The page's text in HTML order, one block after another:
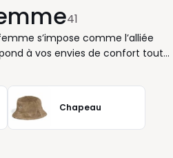
41
s’impose comme l’alliée
à vos envies de confort tout
à votre tenue. Pratique en
vos yeux avec efficacité et
Que vous soyez en route pour
pleine journée de travail, elle
Avec sa coupe structurée et sa
Chapeau